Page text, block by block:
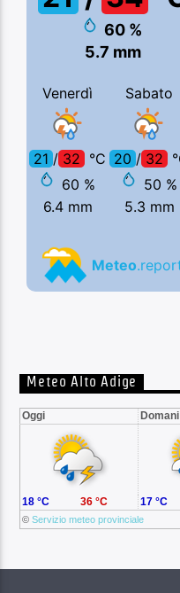
Meteo Alto Adige
Oggi Domani
©Servizio meteo provinciale
18 °C 36 °C 17 °C